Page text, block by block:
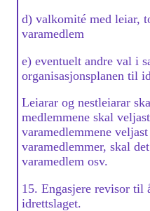
d) valkomité med leiar,
varamedlem
e) eventuelt andre val i
organisasjonsplanen til
Leiarar og nestleiarar
medlemmene skal
varamedlemmene
varamedlemmer, skal
varamedlem osv.
15. Engasjere revisor til
idrettslaget.